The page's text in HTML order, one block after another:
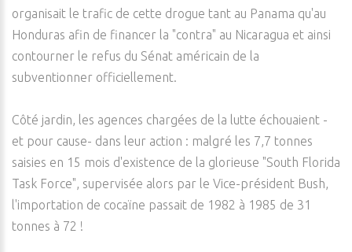
organisait le trafic de cette drogue tant au Panama qu'au
Honduras afin de financer la "contra" au Nicaragua et ainsi
contourner le refus du Sénat américain de la
subventionner officiellement.
Côté jardin, les agences chargées de la lutte échouaient -
et pour cause- dans leur action : malgré les 7,7 tonnes
saisies en 15 mois d'existence de la glorieuse "South Florida
Task Force", supervisée alors par le Vice-président Bush,
l'importation de cocaïne passait de 1982 à 1985 de 31
tonnes à 72 !